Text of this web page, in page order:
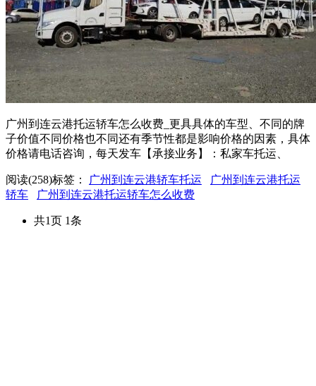
广州到连云港托运轿车怎么收费_更具具体的车型、不同的牌
子价值不同价格也不同还有季节性都是影响价格的因素，具体
价格请电话咨询，每天发车【承接业务】：私家车托运、
阅读(258)标签： 广州到连云港轿车托运
广州到连云港托运
轿车
广州到连云港托运轿车怎么收费
共1页 1条